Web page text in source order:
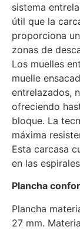
sistema
útil que la
proporciona
zonas de
Los muelles
muelle
entrelazados,
ofreciendo
bloque. La
máxima
Esta carcasa
en las
Plancha
Plancha
27 mm.